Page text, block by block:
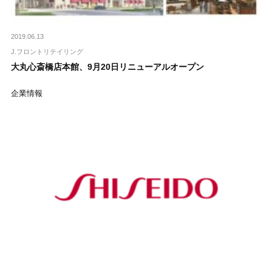
2019.06.13
J.フロントリテイリング
大丸心斎橋店本館、9月20日リニューアルオープン
企業情報